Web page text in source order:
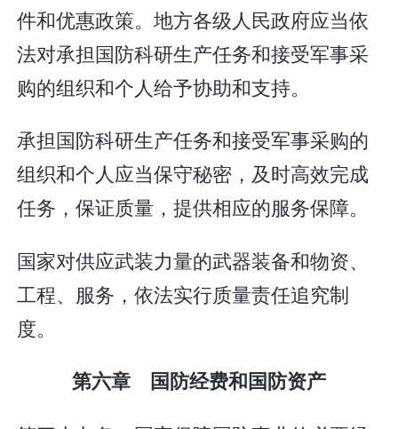
件和优惠政策。地方各级人民政府应当依
法对承担国防科研生产任务和接受军事采
购的组织和个人给予协助和支持。
承担国防科研生产任务和接受军事采购的
组织和个人应当保守秘密，及时高效完成
任务，保证质量，提供相应的服务保障。
国家对供应武装力量的武器装备和物资、
工程、服务，依法实行质量责任追究制
度。
第六章 国防经费和国防资产